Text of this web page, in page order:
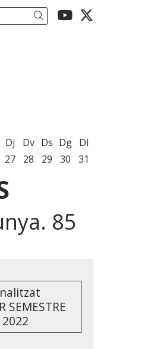
Link a
Cercar
Dj
27
Dv
28
Ds
29
Dg
30
Dl
31
85
SEMESTRE
2022